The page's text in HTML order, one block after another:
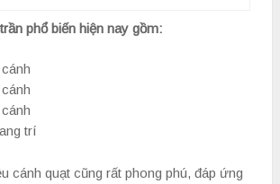
phổ biến hiện nay gồm:
trí
cánh quạt cũng rất phong phú, đáp ứng